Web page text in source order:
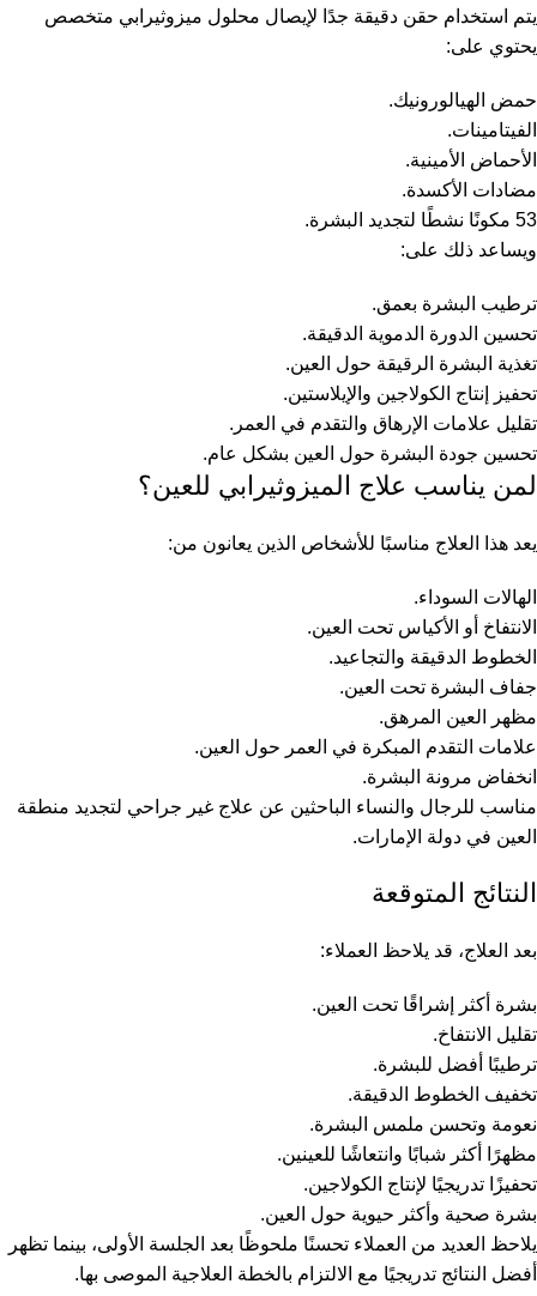
يتم استخدام حقن دقيقة جدًا لإيصال محلول ميزوثيرابي متخصص
يحتوي على:
حمض الهيالورونيك.
الفيتامينات.
الأحماض الأمينية.
مضادات الأكسدة.
53 مكونًا نشطًا لتجديد البشرة.
ويساعد ذلك على:
ترطيب البشرة بعمق.
تحسين الدورة الدموية الدقيقة.
تغذية البشرة الرقيقة حول العين.
تحفيز إنتاج الكولاجين والإيلاستين.
تقليل علامات الإرهاق والتقدم في العمر.
تحسين جودة البشرة حول العين بشكل عام.
لمن يناسب علاج الميزوثيرابي للعين؟
يعد هذا العلاج مناسبًا للأشخاص الذين يعانون من:
الهالات السوداء.
الانتفاخ أو الأكياس تحت العين.
الخطوط الدقيقة والتجاعيد.
جفاف البشرة تحت العين.
مظهر العين المرهق.
علامات التقدم المبكرة في العمر حول العين.
انخفاض مرونة البشرة.
مناسب للرجال والنساء الباحثين عن علاج غير جراحي لتجديد منطقة
العين في دولة الإمارات.
النتائج المتوقعة
بعد العلاج، قد يلاحظ العملاء:
بشرة أكثر إشراقًا تحت العين.
تقليل الانتفاخ.
ترطيبًا أفضل للبشرة.
تخفيف الخطوط الدقيقة.
نعومة وتحسن ملمس البشرة.
مظهرًا أكثر شبابًا وانتعاشًا للعينين.
تحفيزًا تدريجيًا لإنتاج الكولاجين.
بشرة صحية وأكثر حيوية حول العين.
يلاحظ العديد من العملاء تحسنًا ملحوظًا بعد الجلسة الأولى، بينما تظهر
أفضل النتائج تدريجيًا مع الالتزام بالخطة العلاجية الموصى بها.